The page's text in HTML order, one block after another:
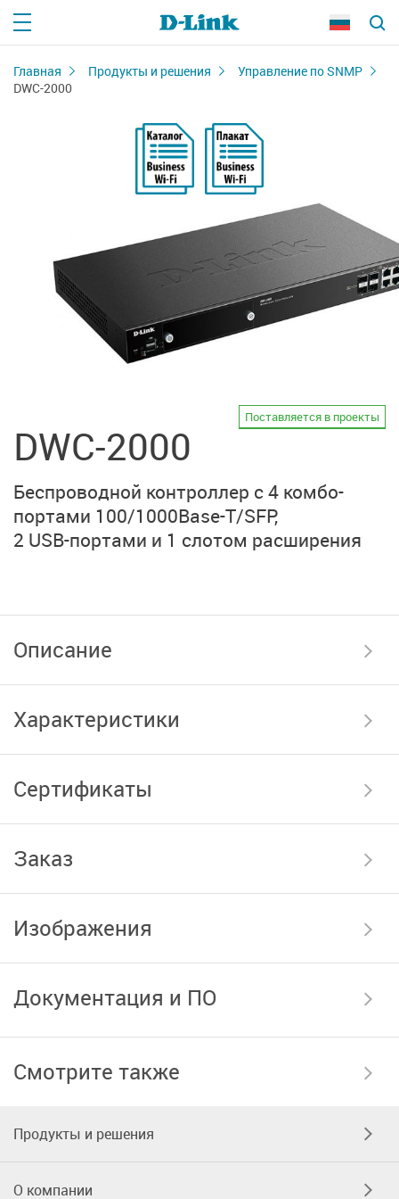
Главная Продукты и решения
Управление по SNMP
DWC-2000
DWC-2000
Поставляется в проекты
Беспроводной контроллер с 4 комбо-
портами 100/1000Base-T/SFP,
2 USB-портами и 1 слотом расширения
Описание
Характеристики
Сертификаты
Заказ
Изображения
Документация и ПО
Смотрите также
Продукты и решения
О компании